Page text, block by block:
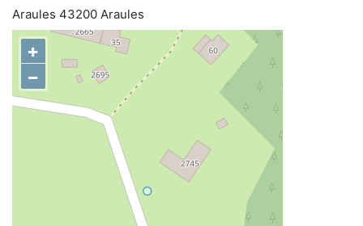
Araules 43200 Araules
+
−